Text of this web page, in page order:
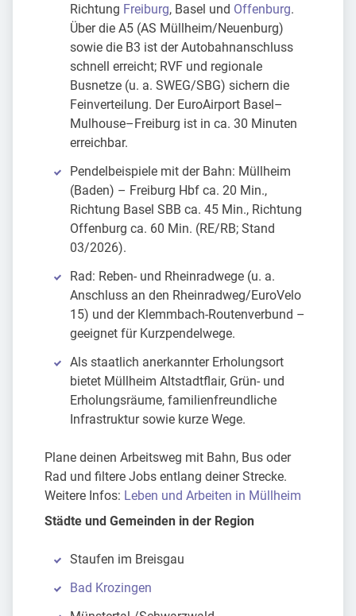
Richtung Freiburg, Basel und Offenburg.
Über die A5 (AS Müllheim/Neuenburg)
sowie die B3 ist der Autobahnanschluss
schnell erreicht; RVF und regionale
Busnetze (u. a. SWEG/SBG) sichern die
Feinverteilung. Der EuroAirport Basel–
Mulhouse–Freiburg ist in ca. 30 Minuten
erreichbar.
Pendelbeispiele mit der Bahn: Müllheim
(Baden) – Freiburg Hbf ca. 20 Min.,
Richtung Basel SBB ca. 45 Min., Richtung
Offenburg ca. 60 Min. (RE/RB; Stand
03/2026).
Rad: Reben- und Rheinradwege (u. a.
Anschluss an den Rheinradweg/EuroVelo
15) und der Klemmbach-Routenverbund –
geeignet für Kurzpendelwege.
Als staatlich anerkannter Erholungsort
bietet Müllheim Altstadtflair, Grün- und
Erholungsräume, familienfreundliche
Infrastruktur sowie kurze Wege.
Plane deinen Arbeitsweg mit Bahn, Bus oder
Rad und filtere Jobs entlang deiner Strecke.
Weitere Infos: Leben und Arbeiten in Müllheim
Städte und Gemeinden in der Region
Staufen im Breisgau
Bad Krozingen